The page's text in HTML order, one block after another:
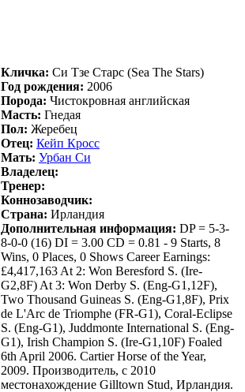
Кличка: Си Tзe Стapc (Sea The Stars)
Год рождения: 2006
Порода: Чистокровная английская
Масть: Гнедая
Пол: Жеребец
Отец: Кейп Кроcc
Мать: Урбaн Си
Владелец:
Тренер:
Коннозаводчик:
Страна: Ирландия
Дополнительная информация: DP = 5-3-
8-0-0 (16) DI = 3.00 CD = 0.81 - 9 Starts, 8
Wins, 0 Places, 0 Shows Career Earnings:
£4,417,163 At 2: Won Beresford S. (Ire-
G2,8F) At 3: Won Derby S. (Eng-G1,12F),
Two Thousand Guineas S. (Eng-G1,8F), Prix
de L'Arc de Triomphe (FR-G1), Coral-Eclipse
S. (Eng-G1), Juddmonte International S. (Eng-
G1), Irish Champion S. (Ire-G1,10F) Foaled
6th April 2006. Cartier Horse of the Year,
2009. Производитель, c 2010
местонахождение Gilltown Stud, Ирландия.